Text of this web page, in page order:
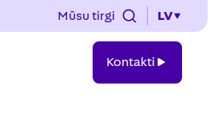
Mūsu tirgi LV
Kontakti